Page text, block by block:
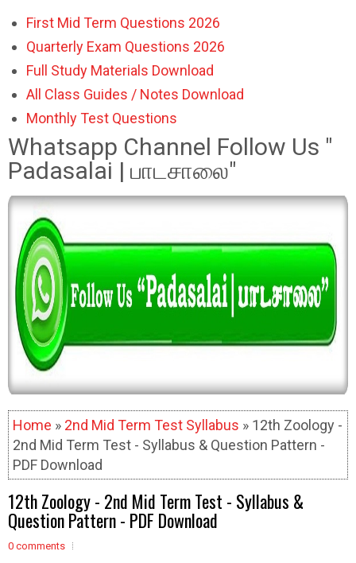
First Mid Term Questions 2026
Quarterly Exam Questions 2026
Full Study Materials Download
All Class Guides / Notes Download
Monthly Test Questions
Whatsapp Channel Follow Us "
Padasalai | பாடசாலை"
Home » 2nd Mid Term Test Syllabus » 12th Zoology -
2nd Mid Term Test - Syllabus & Question Pattern -
PDF Download
12th Zoology - 2nd Mid Term Test - Syllabus &
Question Pattern - PDF Download
0 comments